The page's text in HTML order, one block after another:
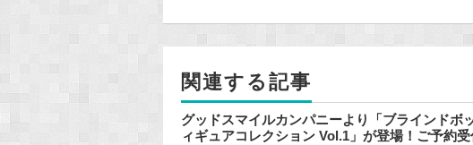
k
関連する記事
グッドスマイルカンパニーより「ブラインドボ
ィギュアコレクション Vol.1」が登場！ご予約受